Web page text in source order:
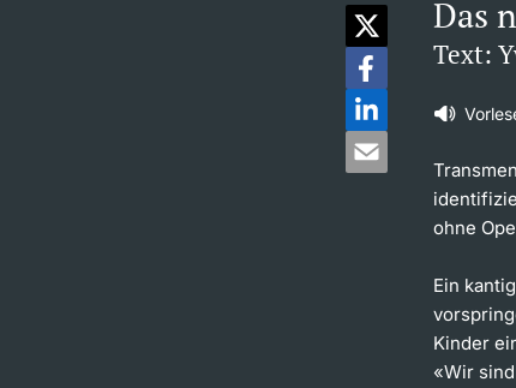
Das
Text:
ohne
Ein
Kinder
«Wir